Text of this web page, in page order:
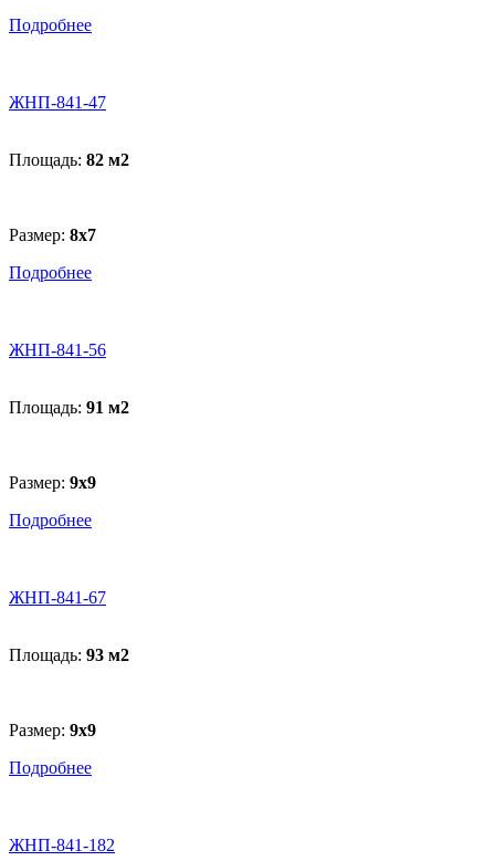
Подробнее
ЖНП-841-47
Площадь: 82 м2
Размер: 8х7
Подробнее
ЖНП-841-56
Площадь: 91 м2
Размер: 9х9
Подробнее
ЖНП-841-67
Площадь: 93 м2
Размер: 9х9
Подробнее
ЖНП-841-182